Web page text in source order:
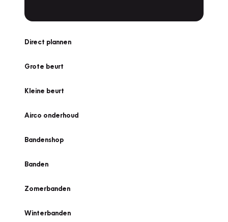
Direct plannen
Grote beurt
Kleine beurt
Airco onderhoud
Bandenshop
Banden
Zomerbanden
Winterbanden